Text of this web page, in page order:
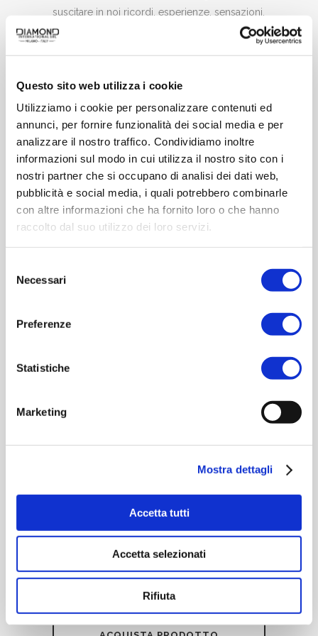
Questo sito web utilizza i cookie
Utilizziamo i cookie per personalizzare contenuti ed
annunci, per fornire funzionalità dei social media e per
analizzare il nostro traffico. Condividiamo inoltre
informazioni sul modo in cui utilizza il nostro sito con i
nostri partner che si occupano di analisi dei dati web,
pubblicità e social media, i quali potrebbero combinarle
con altre informazioni che ha fornito loro o che hanno
raccolto dal suo utilizzo dei loro servizi.
delNecessari
Preferenze
Statistiche
Marketing
Mostra dettagli
Accetta tutti
Accetta selezionati
Rifiuta
suscitare in noi ricordi, esperienze, sensazioni.
In Rituena diventano un viaggio sensoriale in
FAMIGLIA OLFATTIVA:Cipriato | Ambrato –
Cuore: Gardenia, Eliotropio, Miele – Note di
Fondo: Patchouli, Ambra, Vaniglia
MADE IN ITALY:
Prodotto orgogliosamente in
Italia, simbolo di eleganza e di design italiano,
a garanzia di qualità e stile.
RELATED PRODUCTS
RITUENA | INEBRIANTE MARRAKECH
JEEP | FREEDOM AFTERSHAVE BALM